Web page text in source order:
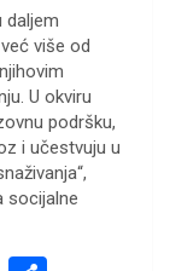
daljem
više od
U okviru
podršku,
i učestvuju u
socijalne